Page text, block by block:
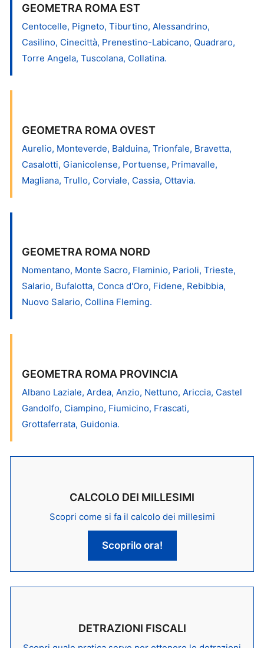
GEOMETRA ROMA EST
Centocelle, Pigneto, Tiburtino, Alessandrino,
Casilino, Cinecittà, Prenestino-Labicano, Quadraro,
Torre Angela, Tuscolana, Collatina.
GEOMETRA ROMA OVEST
Aurelio, Monteverde, Balduina, Trionfale, Bravetta,
Casalotti, Gianicolense, Portuense, Primavalle,
Magliana, Trullo, Corviale, Cassia, Ottavia.
GEOMETRA ROMA NORD
Nomentano, Monte Sacro, Flaminio, Parioli, Trieste,
Salario, Bufalotta, Conca d'Oro, Fidene, Rebibbia,
Nuovo Salario, Collina Fleming.
GEOMETRA ROMA PROVINCIA
Albano Laziale, Ardea, Anzio, Nettuno, Ariccia, Castel
Gandolfo, Ciampino, Fiumicino, Frascati,
Grottaferrata, Guidonia.
CALCOLO DEI MILLESIMI
Scopri come si fa il calcolo dei millesimi
Scoprilo ora!
DETRAZIONI FISCALI